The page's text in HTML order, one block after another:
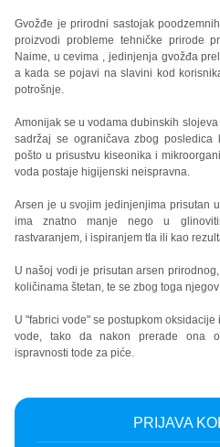
Gvožđe je prirodni sastojak
proizvodi probleme tehničke prirode
Naime, u cevima , jedinjenja gvožđa
a kada se pojavi na slavini kod
potrošnje.
Amonijak se u vodama dubinskih
sadržaj se ograničava zbog posledica
pošto u prisustvu kiseonika i
voda postaje higijenski neispravna.
Arsen je u svojim jedinjenjima prisutan
ima znatno manje nego u
rastvaranjem, i ispiranjem tla ili kao
U našoj vodi je prisutan arsen
količinama štetan, te se zbog toga
U "fabrici vode" se postupkom
vode, tako da nakon prerade ona
ispravnosti tode za piće.
PRIJAVA